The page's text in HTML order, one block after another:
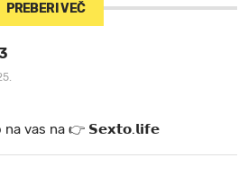
PREBERI VEČ
jo na va s n a 👉 𝗦𝗲𝘅𝘁𝗼.𝗹𝗶𝗳𝗲